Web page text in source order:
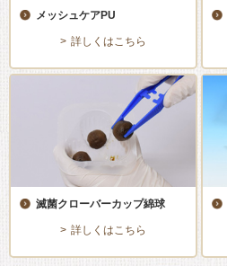
メッシュケアPU
詳しくはこちら
滅菌クローバーカップ綿球
詳しくはこちら